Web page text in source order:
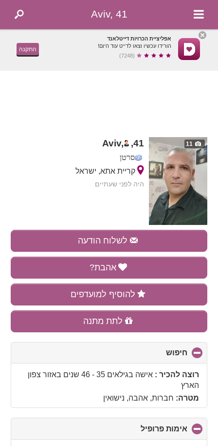
Aviv, 41
אפליציית הכרויות דייטלאנד
הורידו עכשיו וצאו לדייט עוד היום!
(7248)
התקנה
11
Aviv, ,41
סרטן
קריית אתא, ישראל
היה לפני שעתיים
לשלוח הודעה
אהבת?
להוסיף למועדפים
לתת מתנה
חיפוש
to
collapseרוצה להכיר :אישה בגילאים 35 - 46 שנים באזור צפון
הארץ
מטרה: חברות, אהבה, נישואין
אימות פרופיל
to